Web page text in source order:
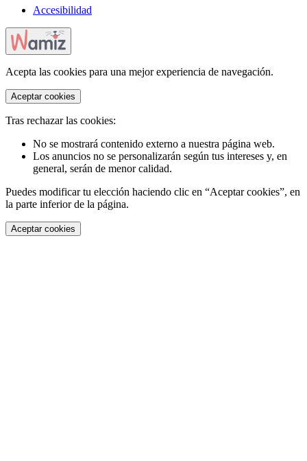
Accesibilidad
Acepta las cookies para una mejor experiencia de navegación.
Aceptar cookies
Tras rechazar las cookies:
No se mostrará contenido externo a nuestra página web.
Los anuncios no se personalizarán según tus intereses y, en
general, serán de menor calidad.
Puedes modificar tu elección haciendo clic en “Aceptar cookies”, en
la parte inferior de la página.
Aceptar cookies